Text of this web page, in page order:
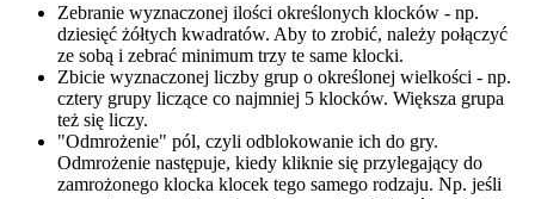
Zebranie wyznaczonej ilości określonych klocków - np.
dziesięć żółtych kwadratów. Aby to zrobić, należy połączyć
ze sobą i zebrać minimum trzy te same klocki.
Zbicie wyznaczonej liczby grup o określonej wielkości - np.
cztery grupy liczące co najmniej 5 klocków. Większa grupa
też się liczy.
"Odmrożenie" pól, czyli odblokowanie ich do gry.
Odmrożenie następuje, kiedy kliknie się przylegający do
zamrożonego klocka klocek tego samego rodzaju. Np. jeśli